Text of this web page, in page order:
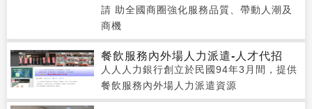
請 助全國商圈強化服務品質、帶動人潮及
商機
餐飲服務內外場人力派遣-人才代招
人人人力銀行創立於民國94年3月間，提供
餐飲服務內外場人力派遣資源